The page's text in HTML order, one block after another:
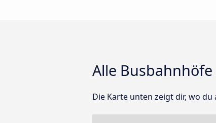
Alle
Die Karte unten zeigt dir, wo